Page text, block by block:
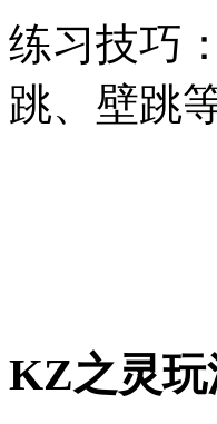
练习技巧
跳、壁跳
KZ之灵玩